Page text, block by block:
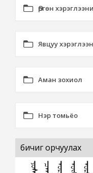
Өргөн
Явцуу
Аман зохиол
Нэр томьёо
бичиг орчуулах